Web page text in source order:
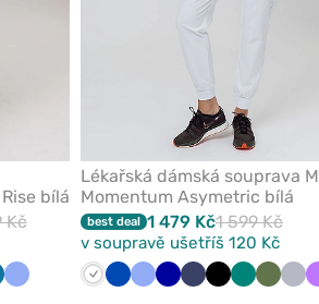
bílá
Kč
Klasicky
Lékařská dámská souprava
Momentum Asymetric bílá
best deal 1 479 Kč1 599 Kč
v soupravě ušetříš 120 Kč
Bílá Královsky
KlasickyTmavěNámořnická
ČernáZelenáOlivková